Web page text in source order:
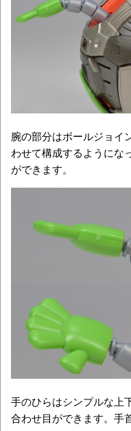
腕の部分はボールジョイ
わせて構成するようにな
ができます。
手のひらはシンプルな上
合わせ目ができます。手